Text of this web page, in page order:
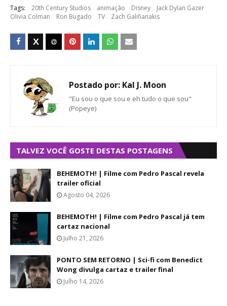
Tags: 20th Century Studios animação Disney
Jack Dylan Gazer
Olivia Colman
Ron Bugado TV Zach Galifianakis
Postado por: Kal J. Moon
"Eu sou o que sou e eh tudo o que sou"
(Popeye)
TALVEZ VOCÊ GOSTE DESTAS POSTAGENS
BEHEMOTH! | Filme com Pedro Pascal revela
trailer oficial
Agosto 04, 2026
BEHEMOTH! | Filme com Pedro Pascal já tem
cartaz nacional
Julho 21, 2026
PONTO SEM RETORNO | Sci-fi com Benedict
Wong divulga cartaz e trailer final
Julho 14, 2026